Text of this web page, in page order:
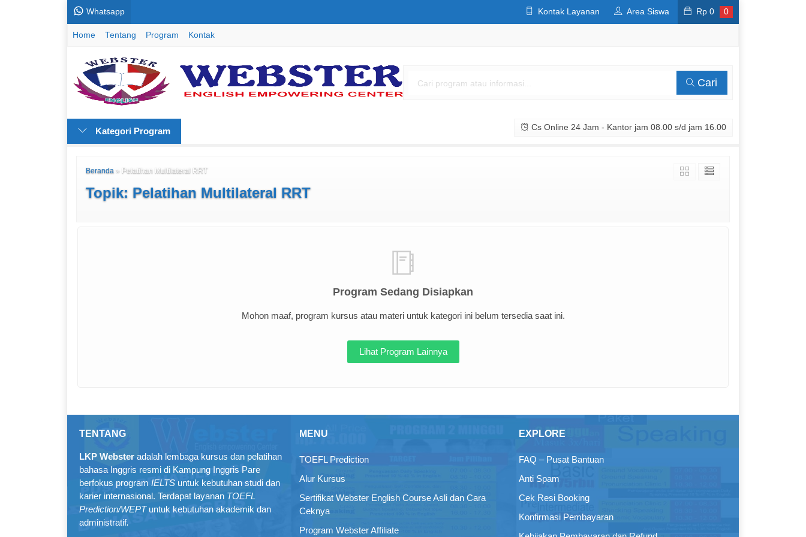
Whatsapp Kontak Layanan Area Siswa Rp 0 0
Home Tentang Program Kontak
Cari
Kategori Program Cs Online 24 Jam - Kantor jam 08.00 s/d jam 16.00
Beranda » Pelatihan Multilateral RRT
Topik: Pelatihan Multilateral RRT
Program Sedang Disiapkan
Mohon maaf, program kursus atau materi untuk kategori ini belum tersedia saat ini.
Lihat Program Lainnya
TENTANG
LKP Webster adalah lembaga kursus dan pelatihan
bahasa Inggris resmi di Kampung Inggris Pare
berfokus program IELTS untuk kebutuhan studi dan
karier internasional. Terdapat layanan TOEFL
Prediction/WEPTuntuk kebutuhan akademik dan
administratif.
MENU
TOEFL Prediction
Alur Kursus
Sertifikat Webster English Course Asli dan Cara
Ceknya
Program Webster Affiliate
EXPLORE
FAQ – Pusat Bantuan
Anti Spam
Cek Resi Booking
Konfirmasi Pembayaran